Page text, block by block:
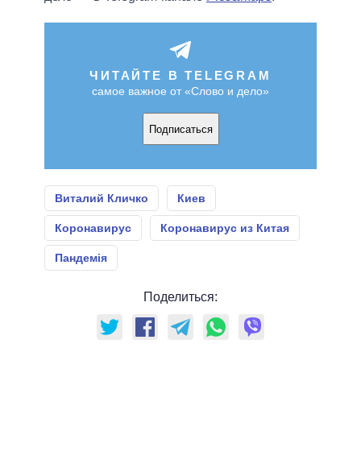
ЧИТАЙТЕ В TELEGRAM
самое важное от «Слово и дело»
Подписаться
Виталий Кличко Киев
Коронавирус Коронавирус из Китая
Пандемія
Поделиться: